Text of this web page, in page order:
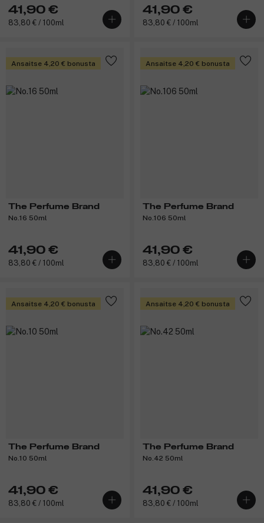
41,90 €
83,80 € / 100ml
41,90 €
83,80 € / 100ml
Ansaitse 4,20 € bonusta
The Perfume Brand
No.16 50ml
41,90 €
83,80 € / 100ml
Ansaitse 4,20 € bonusta
The Perfume Brand
No.106 50ml
41,90 €
83,80 € / 100ml
Ansaitse 4,20 € bonusta
The Perfume Brand
No.10 50ml
41,90 €
83,80 € / 100ml
Ansaitse 4,20 € bonusta
The Perfume Brand
No.42 50ml
41,90 €
83,80 € / 100ml